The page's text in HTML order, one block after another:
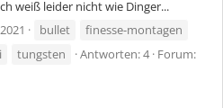
weiß leider nicht wie Dinger...
bullet
finesse-montagen
tungsten Antworten: 4 Forum: